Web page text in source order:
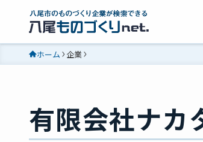
ホーム 企業
有限会社ナカ